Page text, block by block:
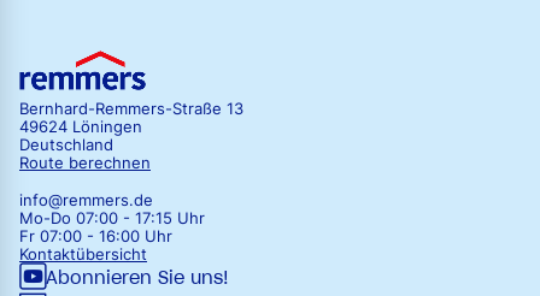
Bernhard-Remmers-Straße 13
49624 Löningen
Deutschland
Route berechnen
info@remmers.de
Mo-Do 07:00 - 17:15 Uhr
Fr 07:00 - 16:00 Uhr
Kontaktübersicht
Abonnieren Sie uns!